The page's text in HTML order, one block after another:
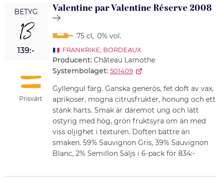
BETYG
13
139:-
Prisvärt
Valentine par Valentine Réserve 2008
75 cl, 0% vol.
FRANKRIKE BORDEAUX
Producent: Château Lamothe
Systembolaget: 501409
Gyllengul färg. Ganska generös, fet doft av vax,
aprikoser, mogna citrusfrukter, honung och ett
stänk harts. Smak är däremot ung och lätt
ostyrig med hög, grön fruktsyra om än med
viss oljighet i texturen. Doften bättre än
smaken. 59% Sauvignon Gris, 39% Sauvignon
Blanc, 2% Semillon Säljs i 6-pack för 834:-